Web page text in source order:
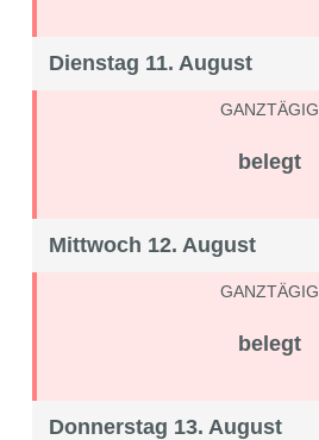
Dienstag 11. August
GANZTÄGIG
belegt
Mittwoch 12. August
GANZTÄGIG
belegt
Donnerstag 13. August